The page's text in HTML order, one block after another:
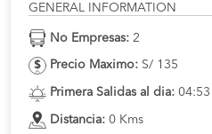
GENERAL INFORMATION
No Empresas: 2
Precio Maximo: S/ 135
Primera Salidas al dia: 04:53
Distancia: 0 Kms